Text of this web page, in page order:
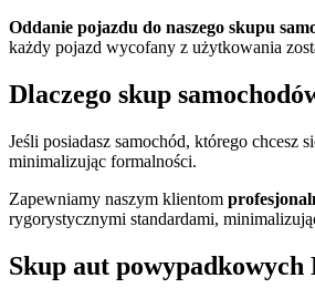
Oddanie pojazdu do naszego skupu
każdy pojazd wycofany z użytkowania
Dlaczego skup
Jeśli posiadasz samochód, którego chcesz
minimalizując formalności.
Zapewniamy naszym klientom
rygorystycznymi standardami,
Skup aut